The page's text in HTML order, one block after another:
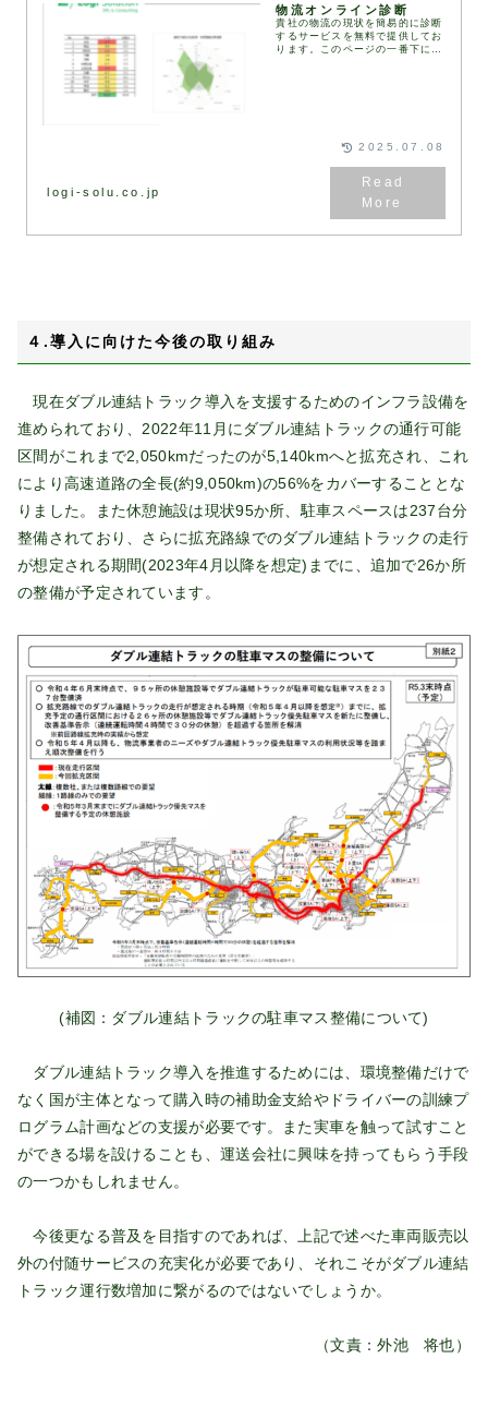
物流オンライン診断
貴社の物流の現状を簡易的に診断
するサービスを無料で提供してお
ります。このページの一番下にあ
logi-solu.co.jp
2025.07.08
４.導入に向けた今後の取り組み
現在ダブル連結トラック導入を支援するためのインフラ設備を
進められており、2022年11月にダブル連結トラックの通行可能
区間がこれまで2,050kmだったのが5,140kmへと拡充され、これ
により高速道路の全長(約9,050km)の56%をカバーすることとな
りました。また休憩施設は現状95か所、駐車スペースは237台分
整備されており、さらに拡充路線でのダブル連結トラックの走行
が想定される期間(2023年4月以降を想定)までに、追加で26か所
の整備が予定されています。
(補図：ダブル連結トラックの駐車マス整備について)
ダブル連結トラック導入を推進するためには、環境整備だけで
なく国が主体となって購入時の補助金支給やドライバーの訓練プ
ログラム計画などの支援が必要です。また実車を触って試すこと
ができる場を設けることも、運送会社に興味を持ってもらう手段
の一つかもしれません。
今後更なる普及を目指すのであれば、上記で述べた車両販売以
外の付随サービスの充実化が必要であり、それこそがダブル連結
トラック運行数増加に繋がるのではないでしょうか。
（文責：外池 将也）